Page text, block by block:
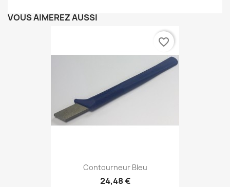
VOUS AIMEREZ AUSSI
Contourneur Bleu
24,48 €
favorite_border